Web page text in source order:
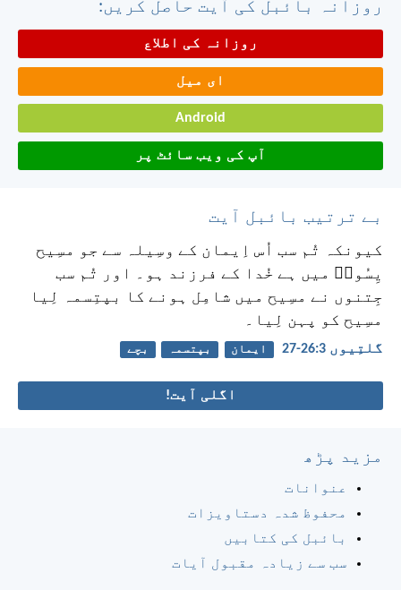
روزانہ بائبل کی آیت حاصل کریں:
روزانہ کی اطلاع
ای میل
Android
آپ کی ویب سائٹ پر
بے ترتیب بائبل آیت
کیونکہ تُم سب اُس اِیمان کے وسِیلہ سے جو مسِیح
یِسُوعؔ میں ہے خُدا کے فرزند ہو۔ اور تُم سب
جِتنوں نے مسِیح میں شامِل ہونے کا بپتِسمہ لِیا
مسِیح کو پہن لِیا۔
گلتِیوں 3:‏26-‏27 ایمان بپتسمہ بچے
اگلی آیت!
مزید پڑھ
عنوانات
محفوظ شدہ دستاویزات
بائبل کی کتابیں
سب سے زیادہ مقبول آیات